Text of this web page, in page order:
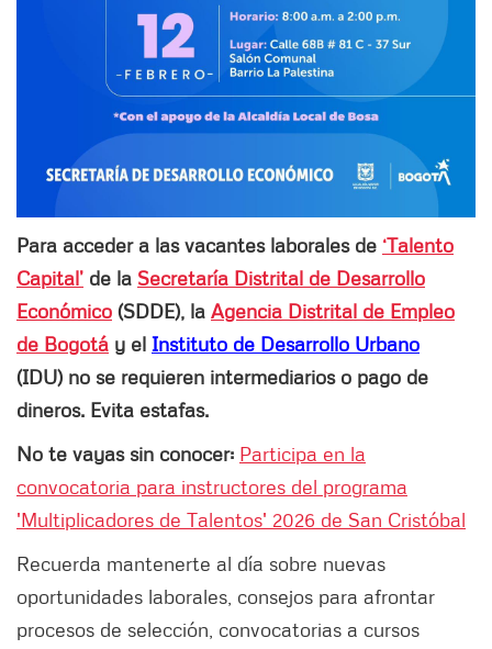
Para acceder a las vacantes laborales de ‘Talento
Capital’ de la Secretaría Distrital de Desarrollo
Económico (SDDE), la Agencia Distrital de Empleo
de Bogotá y el Instituto de Desarrollo Urbano
(IDU) no se requieren intermediarios o pago de
dineros. Evita estafas.
No te vayas sin conocer: Participa en la
convocatoria para instructores del programa
'Multiplicadores de Talentos' 2026 de San Cristóbal
Recuerda mantenerte al día sobre nuevas
oportunidades laborales, consejos para afrontar
procesos de selección, convocatorias a cursos